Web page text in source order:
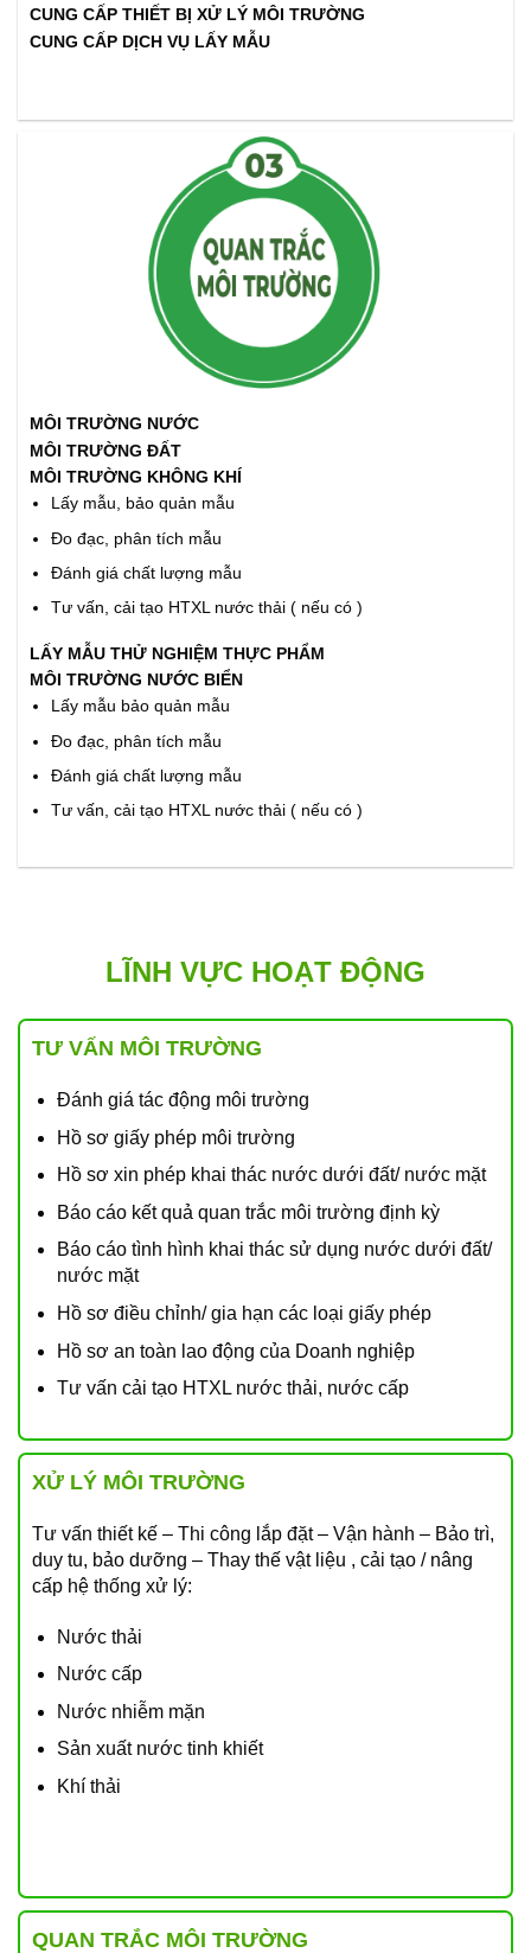
CUNG CẤP THIẾT BỊ XỬ LÝ MÔI TRƯỜNG
CUNG CẤP DỊCH VỤ LẤY MẪU
MÔI TRƯỜNG NƯỚC
MÔI TRƯỜNG ĐẤT
MÔI TRƯỜNG KHÔNG KHÍ
Lấy mẫu, bảo quản mẫu
Đo đạc, phân tích mẫu
Đánh giá chất lượng mẫu
Tư vấn, cải tạo HTXL nước thải ( nếu có )
LẤY MẪU THỬ NGHIỆM THỰC PHẨM
MÔI TRƯỜNG NƯỚC BIỂN
Lấy mẫu bảo quản mẫu
Đo đạc, phân tích mẫu
Đánh giá chất lượng mẫu
Tư vấn, cải tạo HTXL nước thải ( nếu có )
LĨNH VỰC HOẠT ĐỘNG
TƯ VẤN MÔI TRƯỜNG
Đánh giá tác động môi trường
Hồ sơ giấy phép môi trường
Hồ sơ xin phép khai thác nước dưới đất/ nước mặt
Báo cáo kết quả quan trắc môi trường định kỳ
Báo cáo tình hình khai thác sử dụng nước dưới đất/
nước mặt
Hồ sơ điều chỉnh/ gia hạn các loại giấy phép
Hồ sơ an toàn lao động của Doanh nghiệp
Tư vấn cải tạo HTXL nước thải, nước cấp
XỬ LÝ MÔI TRƯỜNG
Tư vấn thiết kế – Thi công lắp đặt – Vận hành – Bảo trì,
duy tu, bảo dưỡng – Thay thế vật liệu , cải tạo / nâng
cấp hệ thống xử lý:
Nước thải
Nước cấp
Nước nhiễm mặn
Sản xuất nước tinh khiết
Khí thải
QUAN TRẮC MÔI TRƯỜNG